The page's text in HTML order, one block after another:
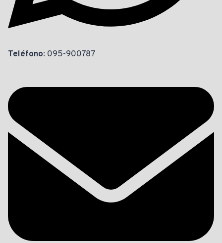
Teléfono: 095-900787